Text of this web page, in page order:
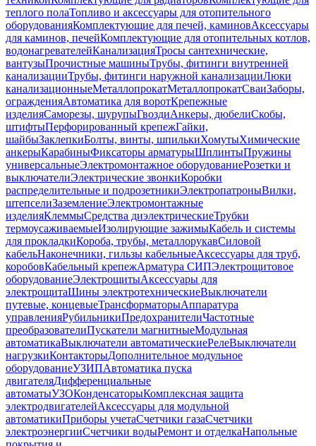
теплого полаТопливо и аксессуары для отопительного
оборудованияКомплектующие для печей, каминовАксессуары
для каминов, печейКомплектующие для отопительных котлов,
водонагревателейКанализацияТросы сантехнические,
вантузыПрочистные машиныТрубы, фитинги внутренней
канализацииТрубы, фитинги наружной канализацииЛюки
канализационныеМеталлопрокатМеталлопрокатСваиЗаборы,
огражденияАвтоматика для воротКрепежные
изделияСаморезы, шурупыГвоздиАнкеры, дюбелиСкобы,
штифтыПерфорированный крепежГайки,
шайбыЗаклепкиБолты, винты, шпилькиХомутыХимические
анкерыКарабиныФиксаторы арматурыШплинтыПружины
универсальныеЭлектромонтажное оборудованиеРозетки и
выключателиЭлектрические звонкиКоробки
распределительные и подрозетникиЭлектропатроныВилки,
штепселиЗаземлениеЭлектромонтажные
изделияКлеммыСредства диэлектрическиеТрубки
термоусаживаемыеИзолирующие зажимыКабель и системы
для прокладкиКороба, трубы, металлорукавСиловой
кабельНаконечники, гильзы кабельныеАксессуары для труб,
коробовКабельный крепежАрматура СИПЭлектрощитовое
оборудованиеЭлектрощитыАксессуары для
электрощитаШины электротехническиеВыключатели
путевые, концевыеТрансформаторыАппаратура
управленияРубильникиПредохранителиЧастотные
преобразователиПускатели магнитныеМодульная
автоматикаВыключатели автоматическиеРелеВыключатели
нагрузкиКонтакторыДополнительное модульное
оборудованиеУЗИПАвтоматика пуска
двигателяДифференциальные
автоматыУЗОКонденсаторыКомплексная защита
электродвигателейАксессуары для модульной
автоматикиПриборы учетаСчетчики газаСчетчики
электроэнергииСчетчики водыРемонт и отделкаНапольные